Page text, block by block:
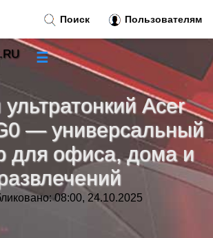
Acer
— универсальный
для офиса, дома и
08:00, 24.10.2025
Поиск Пользователям
☰
»